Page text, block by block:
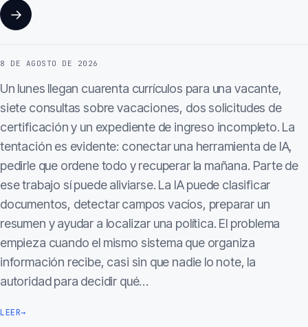
→
8 DE AGOSTO DE 2026
Un lunes llegan cuarenta currículos para una vacante,
siete consultas sobre vacaciones, dos solicitudes de
certificación y un expediente de ingreso incompleto. La
tentación es evidente: conectar una herramienta de IA,
pedirle que ordene todo y recuperar la mañana. Parte de
ese trabajo sí puede aliviarse. La IA puede clasificar
documentos, detectar campos vacíos, preparar un
resumen y ayudar a localizar una política. El problema
empieza cuando el mismo sistema que organiza
información recibe, casi sin que nadie lo note, la
autoridad para decidir qué…
LEER→